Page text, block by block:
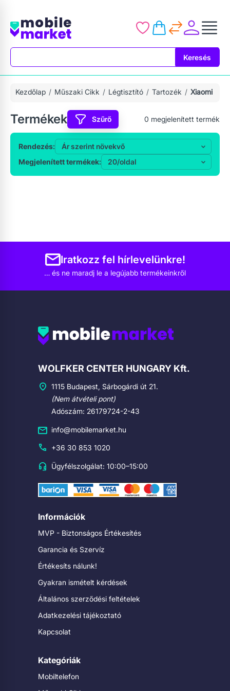
Keresés
Kezdőlap Műszaki Cikk Légtisztító Tartozék Xiaomi
Termékek Szűrő 0 megjelenített termék
Rendezés:
Megjelenített termékek:
Iratkozz fel hírlevelünkre!
… és ne maradj le a legújabb termékeinkről
Cégadatok
WOLFKER CENTER HUNGARY Kft.
1115 Budapest, Sárbogárdi út 21.
(Nem átvételi pont)
Adószám: 26179724-2-43
info@mobilemarket.hu
+36 30 853 1020
Ügyfélszolgálat: 10:00–15:00
Információk
MVP - Biztonságos Értékesítés
Garancia és Szervíz
Értékesíts nálunk!
Gyakran ismételt kérdések
Általános szerződési feltételek
Adatkezelési tájékoztató
Kapcsolat
Kategóriák
Mobiltelefon